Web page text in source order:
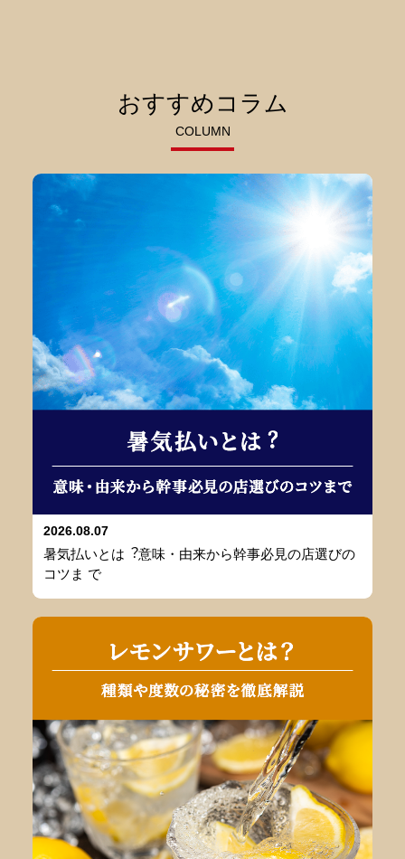
おすすめコラム
COLUMN
2026.08.07
暑気払いとは︖意味・由来から幹事必⾒の店選びの
コツま で